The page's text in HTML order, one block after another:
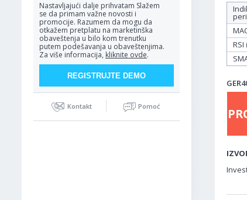
Nastavljajući dalje prihvatam Slažem
se da primam važne novosti i
promocije. Razumem da mogu da
otkažem pretplatu na marketinška
obaveštenja u bilo kom trenutku
putem podešavanja u obaveštenjima.
Za više informacija, kliknite ovde.
Kontakt Pomoć
RSI